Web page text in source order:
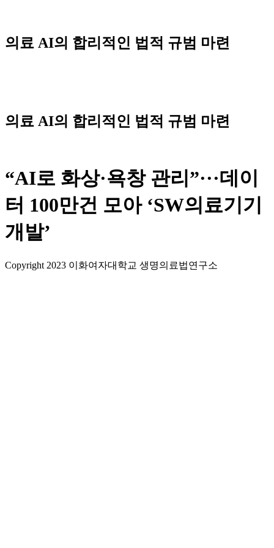
content
의료 AI의 합리적인 법적 규범 마련
의료 AI의 합리적인 법적 규범 마련
“AI로 화상·욕창 관리”···데이
터 100만건 모아 ‘SW의료기기
개발’
Copyright 2023 이화여자대학교 생명의료법연구소